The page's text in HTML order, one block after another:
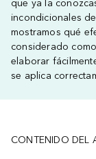
que ya la
incondicionales
mostramos qué
considerado
elaborar
se aplica
CONTENIDO DEL